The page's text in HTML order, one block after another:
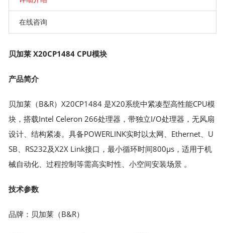
在线咨询
贝加莱 X20CP1484 CPU模块
产品简介
贝加莱（B&R）X20CP1484 是X20系统中紧凑型高性能CPU模
块，搭载Intel Celeron 266处理器，带独立I/O处理器，无风扇
设计、结构紧凑。具备POWERLINK实时以太网、Ethernet、U
SB、RS232及X2X Link接口，最小循环时间800μs，适用于机
械自动化、过程控制等需高实时性、小空间安装场景 。
技术参数
品牌：贝加莱（B&R）